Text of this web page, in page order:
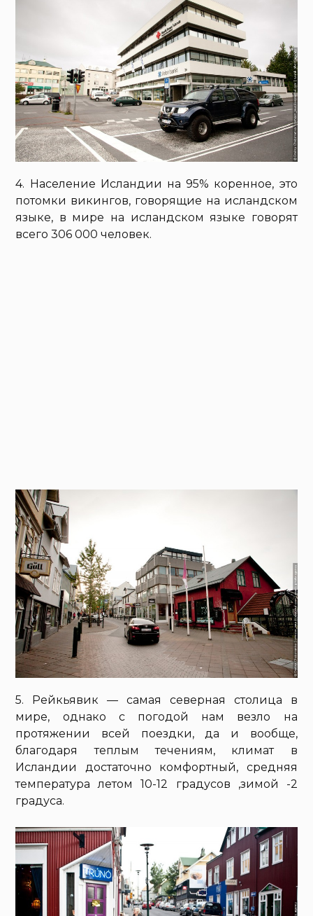
4. Население Исландии на 95% коренное, это
потомки викингов, говорящие на исландском
языке, в мире на исландском языке говорят
всего 306 000 человек.
5. Рейкьявик — самая северная столица в
мире, однако с погодой нам везло на
протяжении всей поездки, да и вообще,
благодаря теплым течениям, климат в
Исландии достаточно комфортный, средняя
температура летом 10-12 градусов ,зимой -2
градуса.